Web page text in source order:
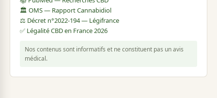
🏛️ OMS — Rapport Cannabidiol
⚖️ Décret n°2022-194 — Légifrance
✅ Légalité CBD en France 2026
Nos contenus sont informatifs et ne constituent pas un avis
médical.